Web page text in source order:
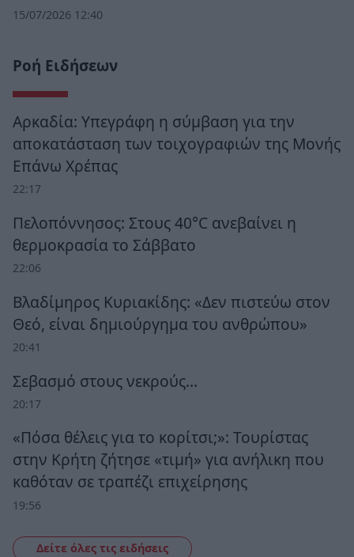
15/07/2026 12:40
Ροή Ειδήσεων
Αρκαδία: Υπεγράφη η σύμβαση για την
αποκατάσταση των τοιχογραφιών της Μονής
Επάνω Χρέπας
22:17
Πελοπόννησος: Στους 40°C ανεβαίνει η
θερμοκρασία το Σάββατο
22:06
Βλαδίμηρος Κυριακίδης: «Δεν πιστεύω στον
Θεό, είναι δημιούργημα του ανθρώπου»
20:41
Σεβασμό στους νεκρούς…
20:17
«Πόσα θέλεις για το κορίτσι;»: Τουρίστας
στην Κρήτη ζήτησε «τιμή» για ανήλικη που
καθόταν σε τραπέζι επιχείρησης
19:56
Δείτε όλες τις ειδήσεις